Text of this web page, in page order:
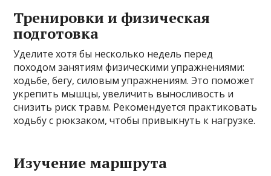
Тренировки и физическая
подготовка
Уделите хотя бы несколько недель перед
походом занятиям физическими упражнениями:
ходьбе, бегу, силовым упражнениям. Это поможет
укрепить мышцы, увеличить выносливость и
снизить риск травм. Рекомендуется практиковать
ходьбу с рюкзаком, чтобы привыкнуть к нагрузке.
Изучение маршрута